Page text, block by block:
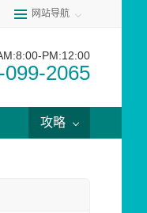
网站导航
PM:12:00
099-2065
攻略